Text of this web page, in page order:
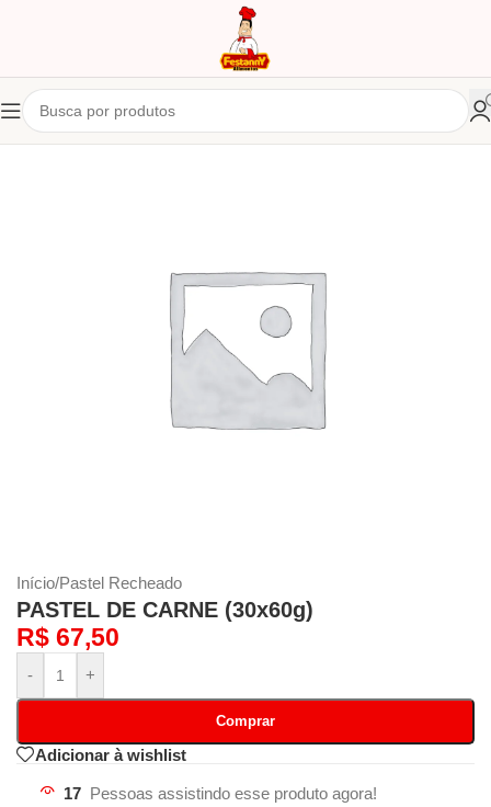
Início/Pastel Recheado
PASTEL DE CARNE (30x60g)
R$ 67,50
- +
Comprar
Adicionar à wishlist
17 Pessoas assistindo esse produto agora!